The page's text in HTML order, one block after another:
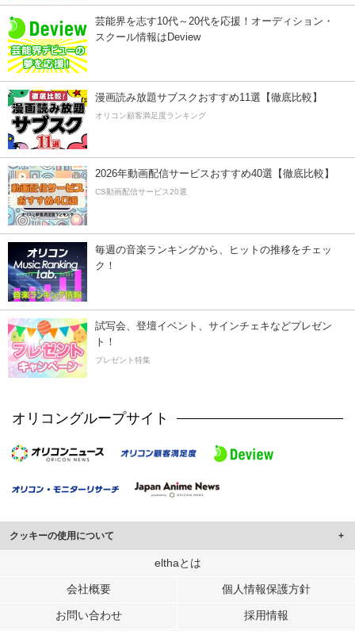
芸能界を志す10代～20代を応援！オーディション・
スクール情報はDeview
漫画読み放題サブスクおすすめ11選【徹底比較】
オリコン顧客満足度ランキング
2026年動画配信サービスおすすめ40選【徹底比較】
CS動画配信サービス20選
毎週の音楽ランキングから、ヒットの推移をチェッ
ク！
試写会、登壇イベント、サインチェキなどプレゼン
ト！
プレゼント特集
オリコングループサイト
クッキーの使用について
このサイトでは Cookie を使用して、ユーザーに合わせたコンテンツや広告の
行っています。
メディアや広告配信、データ解析の各パートナーに提供しています。
elthaとは
会社概要 個人情報保護方針
お問い合わせ
採用情報